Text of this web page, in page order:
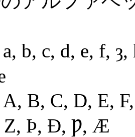
b, c, d, e, f, ȝ,
B, C, D, E,
Z, Þ, Ð, Ƿ, Æ